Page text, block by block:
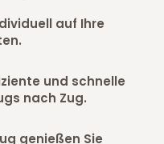
auf Ihre
und schnelle
nach Zug.
genießen Sie